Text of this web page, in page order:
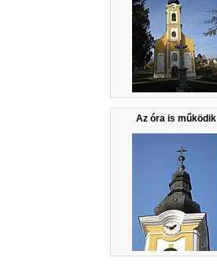
Az óra is működik